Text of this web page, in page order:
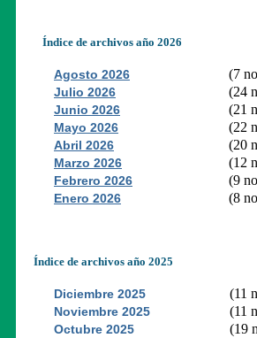
Índice de archivos año 2026
Agosto 2026 (7
Julio 2026 (24
Junio 2026 (21
Mayo 2026 (22
Abril 2026 (20
Marzo 2026 (12
Febrero 2026 (9
Enero 2026 (8
Índice de archivos año 2025
Diciembre 2025 (11
Noviembre 2025 (11
Octubre 2025 (19